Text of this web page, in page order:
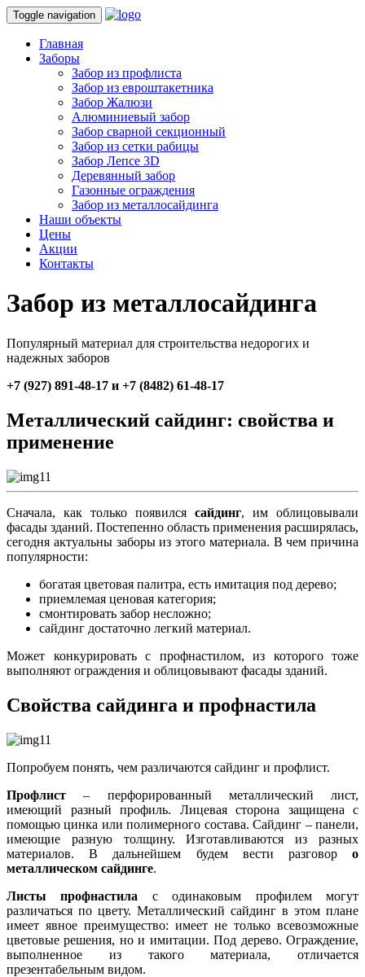
Toggle navigation
Главная
Заборы
Забор из профлиста
Забор из евроштакетника
Забор Жалюзи
Алюминиевый забор
Забор сварной секционный
Забор из сетки рабицы
Забор Лепсе 3D
Деревянный забор
Газонные ограждения
Забор из металлосайдинга
Наши объекты
Цены
Акции
Контакты
Забор из металлосайдинга
Популярный материал для строительства недорогих и
надежных заборов
+7 (927) 891-48-17 и +7 (8482) 61-48-17
Металлический сайдинг: свойства и
применение
Сначала, как только появился сайдинг, им облицовывали
фасады зданий. Постепенно область применения расширялась,
сегодня актуальны заборы из этого материала. В чем причина
популярности:
богатая цветовая палитра, есть имитация под дерево;
приемлемая ценовая категория;
смонтировать забор несложно;
сайдинг достаточно легкий материал.
Может конкурировать с профнастилом, из которого тоже
выполняют ограждения и облицовывают фасады зданий.
Свойства сайдинга и профнастила
Попробуем понять, чем различаются сайдинг и профлист.
Профлист – перфорированный металлический лист,
имеющий разный профиль. Лицевая сторона защищена с
помощью цинка или полимерного состава. Сайдинг – панели,
имеющие разную толщину. Изготавливаются из разных
материалов. В дальнейшем будем вести разговор о
металлическом сайдинге.
Листы профнастила с одинаковым профилем могут
различаться по цвету. Металлический сайдинг в этом плане
имеет явное преимущество: имеет не только всевозможные
цветовые решения, но и имитации. Под дерево. Ограждение,
выполненное из такого материала, отличается
презентабельным видом.